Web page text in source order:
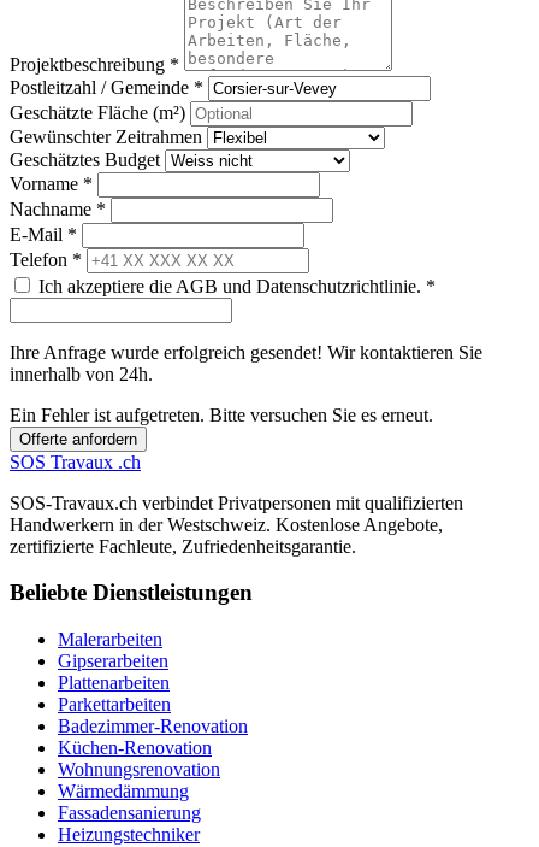
Projektbeschreibung *
Postleitzahl / Gemeinde *
Geschätzte Fläche (m²)
Gewünschter Zeitrahmen
Geschätztes Budget
Vorname *
Nachname *
E-Mail *
Telefon *
Ich akzeptiere die AGB und Datenschutzrichtlinie. *
Ihre Anfrage wurde erfolgreich gesendet! Wir kontaktieren Sie
innerhalb von 24h.
Ein Fehler ist aufgetreten. Bitte versuchen Sie es erneut.
Offerte anfordern
SOS Travaux .ch
SOS-Travaux.ch verbindet Privatpersonen mit qualifizierten
Handwerkern in der Westschweiz. Kostenlose Angebote,
zertifizierte Fachleute, Zufriedenheitsgarantie.
Beliebte Dienstleistungen
Malerarbeiten
Gipserarbeiten
Plattenarbeiten
Parkettarbeiten
Badezimmer-Renovation
Küchen-Renovation
Wohnungsrenovation
Wärmedämmung
Fassadensanierung
Heizungstechniker